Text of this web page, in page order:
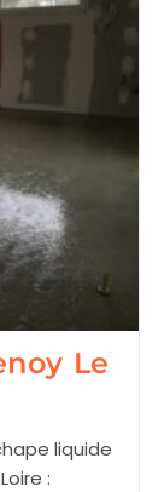
Le
liquide
: